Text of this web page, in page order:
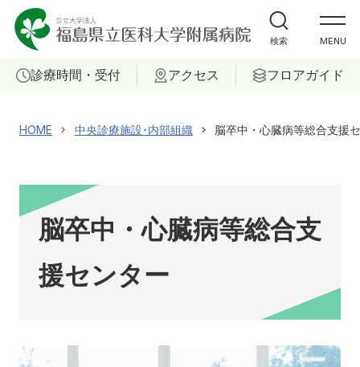
MENU
外来受診の方
入院・ご面会の方
ご相談
採用情報
診療時間・受付 アクセス フロアガイド
検索
HOME 中央診療施設･内部組織 脳卒中・心臓病等総合支援
脳卒中・心臓病等総合支
援センター